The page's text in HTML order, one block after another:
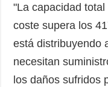
"La capacidad
coste supera los
está distribuyendo
necesitan
los daños sufridos